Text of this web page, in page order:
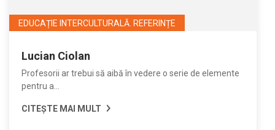
EDUCAȚIE INTERCULTURALĂ. REFERINȚE
Lucian Ciolan
Profesorii ar trebui să aibă în vedere o serie de elemente
pentru a...
CITEȘTE MAI MULT